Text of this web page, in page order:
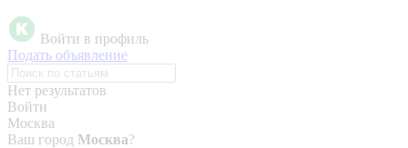
Войти в профиль
Подать объявление
Нет результатов
Войти
Москва
Ваш город Москва?